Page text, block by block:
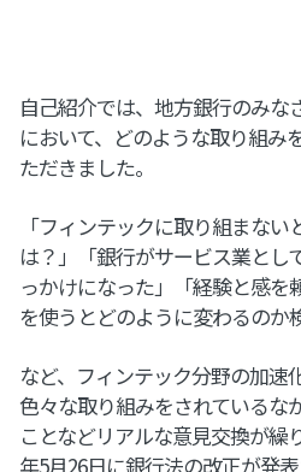
自己紹介では、地方銀行のみな
において、どのような取り組み
ただきました。
「フィンテックに取り組まな
は？」「銀行がサービス業とし
っかけになった」「経験と感を
を使うとどのように変わるのか
など、フィンテック分野の加速
色々な取り組みをされているな
ことなどリアルな意見交換が繰
年5月26日に銀行法の改正が発